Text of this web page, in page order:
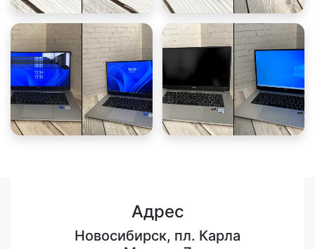
Адрес
Новосибирск, пл. Карла